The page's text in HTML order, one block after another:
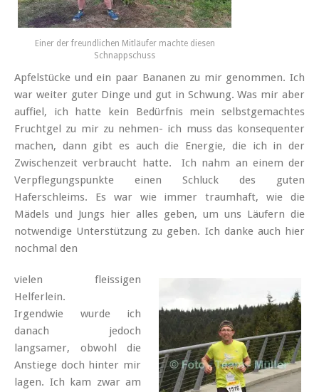
Einer der freundlichen Mitläufer machte diesen
Schnappschuss
Apfelstücke und ein paar Bananen zu mir genommen. Ich
war weiter guter Dinge und gut in Schwung. Was mir aber
auffiel, ich hatte kein Bedürfnis mein selbstgemachtes
Fruchtgel zu mir zu nehmen- ich muss das konsequenter
machen, dann gibt es auch die Energie, die ich in der
Zwischenzeit verbraucht hatte. Ich nahm an einem der
Verpflegungspunkte einen Schluck des guten
Haferschleims. Es war wie immer traumhaft, wie die
Mädels und Jungs hier alles geben, um uns Läufern die
notwendige Unterstützung zu geben. Ich danke auch hier
nochmal den
vielen fleissigen
Helferlein.
Irgendwie wurde ich
danach jedoch
langsamer, obwohl die
Anstiege doch hinter mir
lagen. Ich kam zwar am